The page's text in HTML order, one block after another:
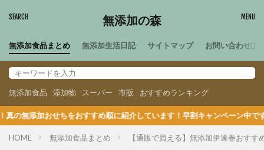
無添加の森
無添加食品まとめ 無添加生活日記 サイトマップ お問い合わせ
無添加食品 添加物 スーパー 市販 おすすめランキング
め順に紹介しています！早割キャンペーン中です！最大3000円OFF
HOME 無添加食品まとめ 【通販で買える】無添加伊達巻おす